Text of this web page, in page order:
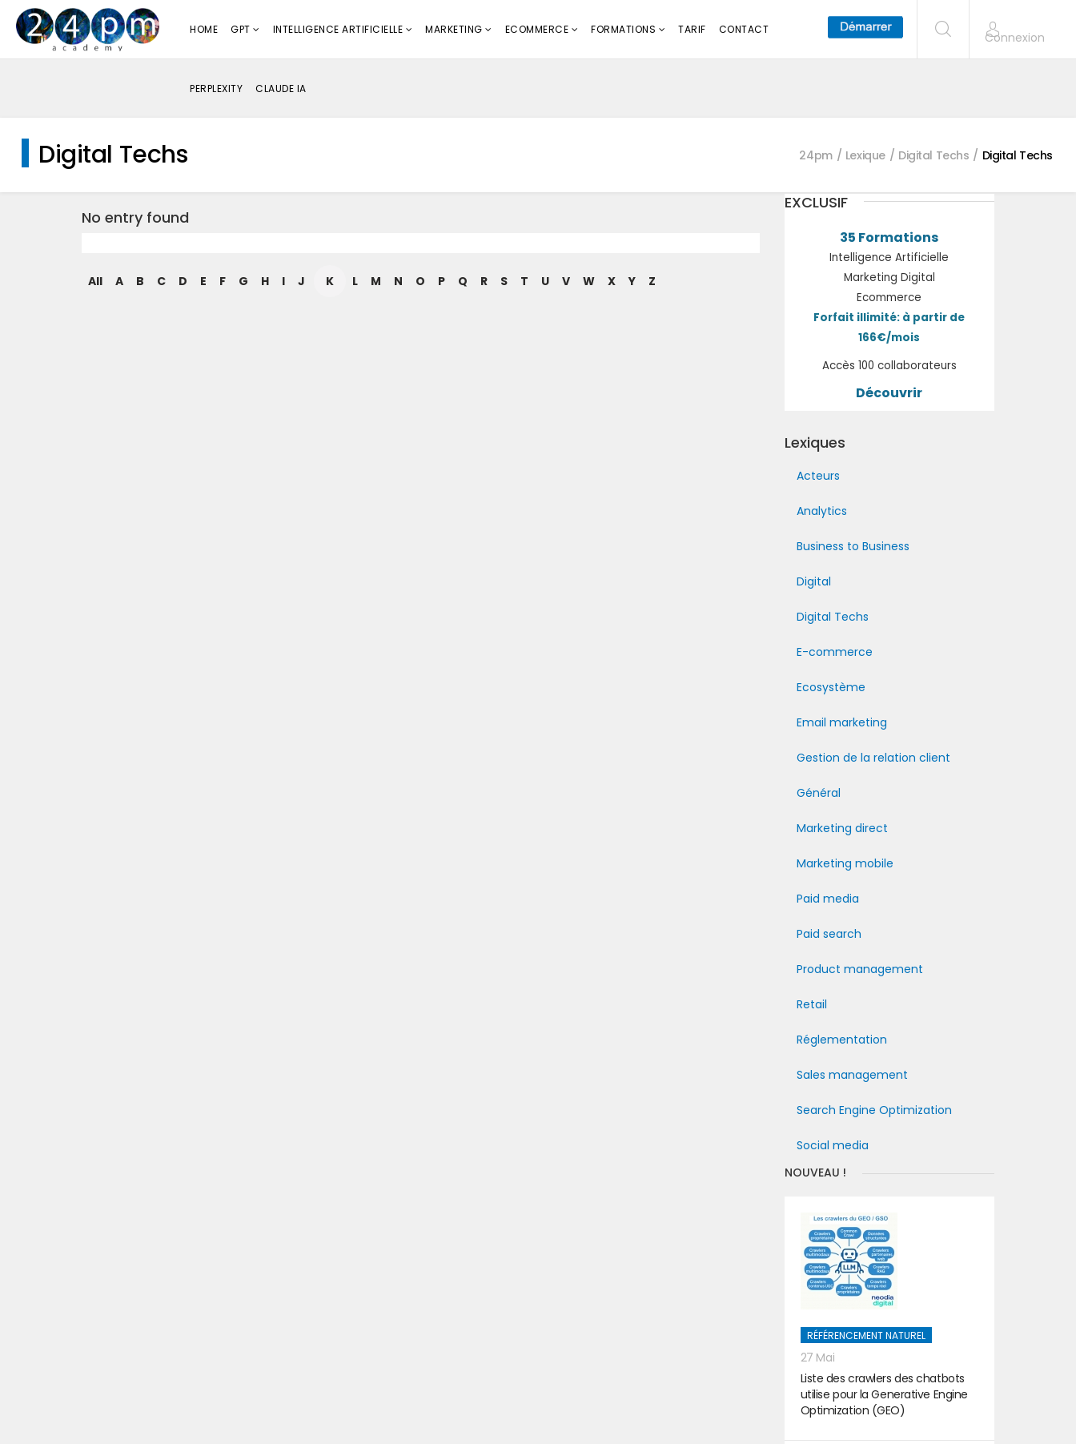
HOME GPT INTELLIGENCE ARTIFICIELLE MARKETING ECOMMERCE FORMATIONS TARIF CONTACT
PERPLEXITY CLAUDE IA
Connexion
Digital Techs 24pm Lexique Digital Techs Digital Techs
No entry found
All A B C D E F G H I J K L M N O P Q R S T U V W X Y Z
EXCLUSIF
35 Formations
Intelligence Artificielle
Marketing Digital
Ecommerce
Forfait illimité: à partir de
166€/mois
Accès 100 collaborateurs
Découvrir
Lexiques
Acteurs
Analytics
Business to Business
Digital
Digital Techs
E-commerce
Ecosystème
Email marketing
Gestion de la relation client
Général
Marketing direct
Marketing mobile
Paid media
Paid search
Product management
Retail
Réglementation
Sales management
Search Engine Optimization
Social media
NOUVEAU !
RÉFÉRENCEMENT NATUREL
27 Mai
Liste des crawlers des chatbots
utilise pour la Generative Engine
Optimization (GEO)